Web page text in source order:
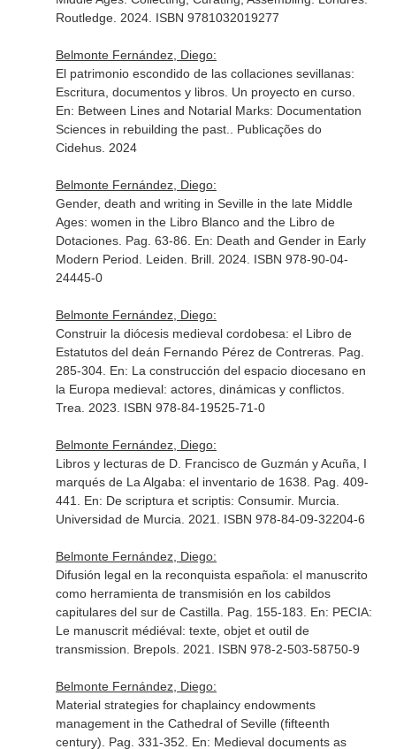
Routledge. 2024. ISBN 9781032019277
Belmonte Fernández, Diego:
El patrimonio escondido de las collaciones sevillanas:
Escritura, documentos y libros. Un proyecto en curso.
En: Between Lines and Notarial Marks: Documentation
Sciences in rebuilding the past.
. Publicações do
Cidehus. 2024
Belmonte Fernández, Diego:
Gender, death and writing in Seville in the late Middle
Ages: women in the Libro Blanco and the Libro de
Dotaciones. Pag. 63-86. En: Death and Gender in Early
Modern Period . Leiden. Brill. 2024. ISBN 978-90-04-
24445-0
Belmonte Fernández, Diego:
Construir la diócesis medieval cordobesa: el Libro de
Estatutos del deán Fernando Pérez de Contreras. Pag.
285-304. En: La construcción del espacio diocesano en
la Europa medieval: actores, dinámicas y conflictos.
Trea. 2023. ISBN 978-84-19525-71-0
Belmonte Fernández, Diego:
Libros y lecturas de D. Francisco de Guzmán y Acuña, I
marqués de La Algaba: el inventario de 1638. Pag. 409-
441. En: De scriptura et scriptis: Consumir. Murcia.
Universidad de Murcia. 2021. ISBN 978-84-09-32204-6
Belmonte Fernández, Diego:
Difusión legal en la reconquista española: el manuscrito
como herramienta de transmisión en los cabildos
capitulares del sur de Castilla. Pag. 155-183. En: PECIA:
Le manuscrit médiéval: texte, objet et outil de
transmission . Brepols. 2021. ISBN 978-2-503-58750-9
Belmonte Fernández, Diego:
Material strategies for chaplaincy endowments
management in the Cathedral of Seville (fifteenth
century). Pag. 331-352. En: Medieval documents as